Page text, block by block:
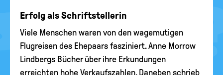
Erfolg als Schriftstellerin
Viele Menschen waren von den wagemutigen
Flugreisen des Ehepaars fasziniert. Anne Morrow
Lindbergs Bücher über ihre Erkundungen
erreichten hohe Verkaufszahlen. Daneben schrieb